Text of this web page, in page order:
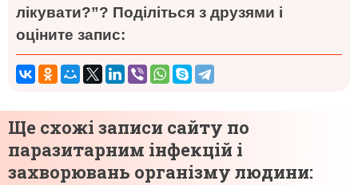
лікувати?”? Поділіться з друзями і
оціните запис:
Ще схожі записи сайту по
паразитарним інфекцій і
захворювань організму людини: